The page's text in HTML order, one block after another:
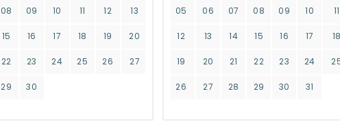
08 09 10 11 12 13
15 16 17 18 19 20
22 23 24 25 26 27
29 30
05 06 07 08 09 10 11
12 13 14 15 16 17
19 20 21 22 23 24
26 27 28 29 30 31